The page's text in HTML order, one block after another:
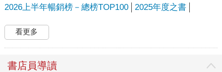
2026上半年暢銷榜－總榜TOP100 2025年度之書
看更多
書店員導讀